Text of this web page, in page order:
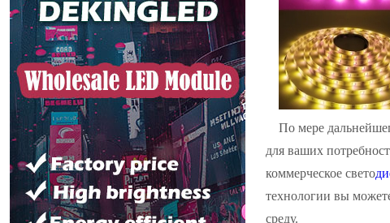
По мере
для ваших
коммерческое свето
технологии вы
среду.